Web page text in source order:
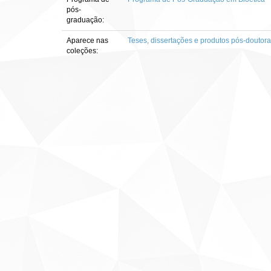
pós-
graduação:
Aparece nas
coleções:
Teses, dissertações e produtos pós-